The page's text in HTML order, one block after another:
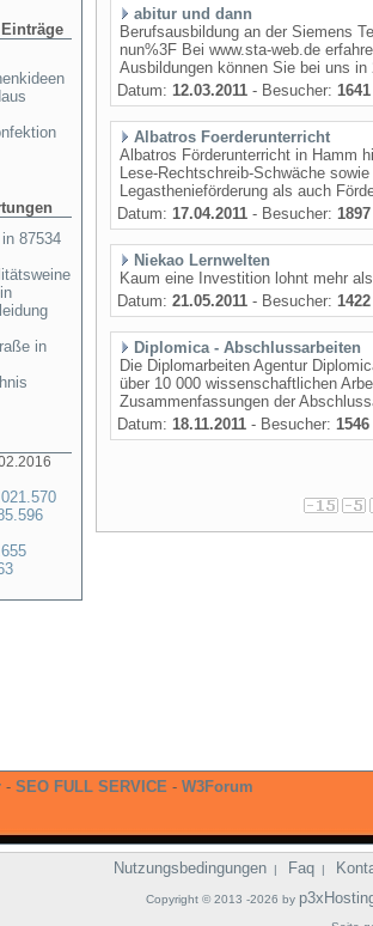
87534
in
abitur und dann
Berufsausbildung an der Siemens
nun%3F Bei www.sta-web.de
Ausbildungen können Sie bei uns
Datum: 12.03.2011 - Besucher: 1641
Albatros Foerderunterricht
Albatros Förderunterricht in Hamm
Lese-Rechtschreib-Schwäche
Legasthenieförderung als auch
Datum: 17.04.2011 - Besucher: 1897
Niekao Lernwelten
Kaum eine Investition lohnt mehr
Datum: 21.05.2011 - Besucher: 1422
Diplomica - Abschlussarbeiten
Die Diplomarbeiten Agentur
über 10 000 wissenschaftlichen
Zusammenfassungen der
Datum: 18.11.2011 - Besucher: 1546
- SEO FULL SERVICE - W3Forum
Nutzungsbedingungen | Faq |
Copyright © 2013 -2026 by